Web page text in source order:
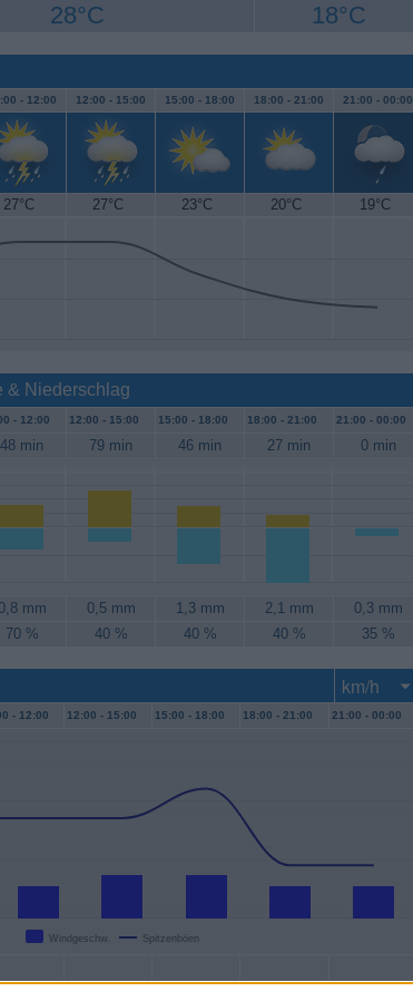
28°C 18°C
- 12:00 12:00 - 15:00 15:00 - 18:00 18:00 - 21:00 21:00 - 00:00
27°C 27°C 23°C 20°C 19°C
& Niederschlag
- 12:00 12:00 - 15:00 15:00 - 18:00 18:00 - 21:00 21:00 - 00:00
48 min 79 min 46 min 27 min 0 min
mm 0,5 mm 1,3 mm 2,1 mm
0,3 mm
70 % 40 % 40 % 40 % 35 %
- 12:00 12:00 - 15:00 15:00 - 18:00 18:00 - 21:00 21:00 - 00:00
Windgeschw. Spitzenböen